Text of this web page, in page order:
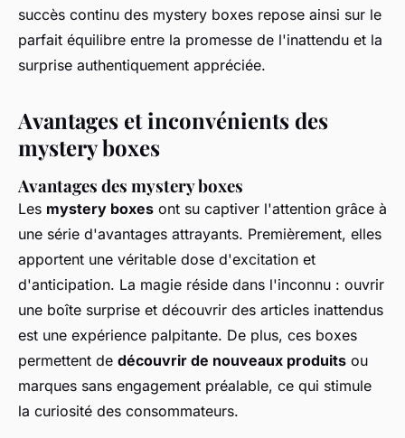
succès continu des mystery boxes repose ainsi sur le
parfait équilibre entre la promesse de l'inattendu et la
surprise authentiquement appréciée.
Avantages et inconvénients des
mystery boxes
Avantages des mystery boxes
Les mystery boxes ont su captiver l'attention grâce à
une série d'avantages attrayants. Premièrement, elles
apportent une véritable dose d'excitation et
d'anticipation. La magie réside dans l'inconnu : ouvrir
une boîte surprise et découvrir des articles inattendus
est une expérience palpitante. De plus, ces boxes
permettent de découvrir de nouveaux produits ou
marques sans engagement préalable, ce qui stimule
la curiosité des consommateurs.